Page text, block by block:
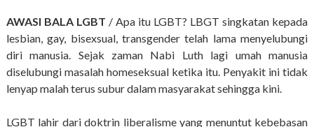
AWASI BALA LGBT / Apa itu LGBT? LBGT singkatan kepada
lesbian, gay, bisexsual, transgender telah lama menyelubungi
diri manusia. Sejak zaman Nabi Luth lagi umah manusia
diselubungi masalah homeseksual ketika itu. Penyakit ini tidak
lenyap malah terus subur dalam masyarakat sehingga kini.
LGBT lahir dari doktrin liberalisme yang menuntut kebebasan